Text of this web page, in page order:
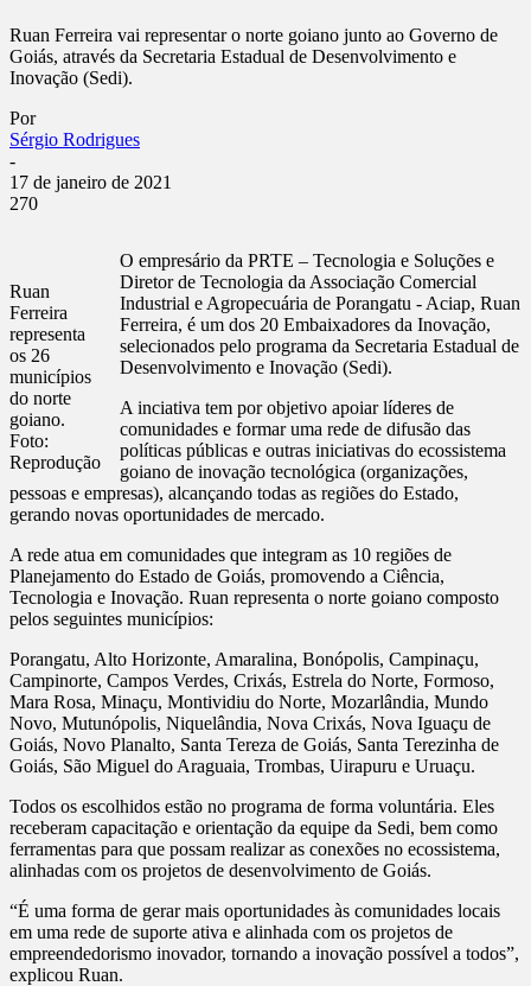
Ruan Ferreira vai representar o norte goiano junto ao Governo de
Goiás, através da Secretaria Estadual de Desenvolvimento e
Inovação (Sedi).
Por
Sérgio Rodrigues
-
17 de janeiro de 2021
270
Ruan
Ferreira
representa
os 26
municípios
do norte
goiano.
Foto:
Reprodução
O empresário da PRTE – Tecnologia e Soluções e
Diretor de Tecnologia da Associação Comercial
Industrial e Agropecuária de Porangatu - Aciap, Ruan
Ferreira, é um dos 20 Embaixadores da Inovação,
selecionados pelo programa da Secretaria Estadual de
Desenvolvimento e Inovação (Sedi).
A inciativa tem por objetivo apoiar líderes de
comunidades e formar uma rede de difusão das
políticas públicas e outras iniciativas do ecossistema
goiano de inovação tecnológica (organizações,
pessoas e empresas), alcançando todas as regiões do Estado,
gerando novas oportunidades de mercado.
A rede atua em comunidades que integram as 10 regiões de
Planejamento do Estado de Goiás, promovendo a Ciência,
Tecnologia e Inovação. Ruan representa o norte goiano composto
pelos seguintes municípios:
Porangatu, Alto Horizonte, Amaralina, Bonópolis, Campinaçu,
Campinorte, Campos Verdes, Crixás, Estrela do Norte, Formoso,
Mara Rosa, Minaçu, Montividiu do Norte, Mozarlândia, Mundo
Novo, Mutunópolis, Niquelândia, Nova Crixás, Nova Iguaçu de
Goiás, Novo Planalto, Santa Tereza de Goiás, Santa Terezinha de
Goiás, São Miguel do Araguaia, Trombas, Uirapuru e Uruaçu.
Todos os escolhidos estão no programa de forma voluntária. Eles
receberam capacitação e orientação da equipe da Sedi, bem como
ferramentas para que possam realizar as conexões no ecossistema,
alinhadas com os projetos de desenvolvimento de Goiás.
“É uma forma de gerar mais oportunidades às comunidades locais
em uma rede de suporte ativa e alinhada com os projetos de
empreendedorismo inovador, tornando a inovação possível a todos”,
explicou Ruan.